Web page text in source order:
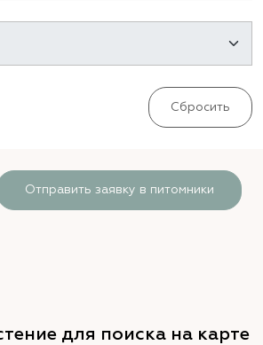
Сбросить
Отправить заявку в питомники
для поиска на карте